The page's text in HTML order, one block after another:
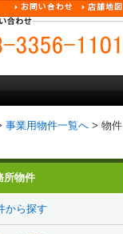
事業用物件一覧へ > 物件
所物件
から探す